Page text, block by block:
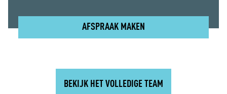
AFSPRAAK MAKEN
Nicolas Vandenbalck
BEKIJK HET VOLLEDIGE TEAM